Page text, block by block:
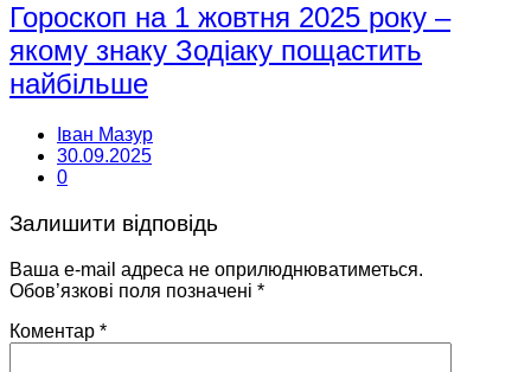
Гороскоп на 1 жовтня 2025 року –
якому знаку Зодіаку пощастить
найбільше
Іван Мазур
30.09.2025
0
Залишити відповідь
Ваша e-mail адреса не оприлюднюватиметься.
Обов’язкові поля позначені *
Коментар *